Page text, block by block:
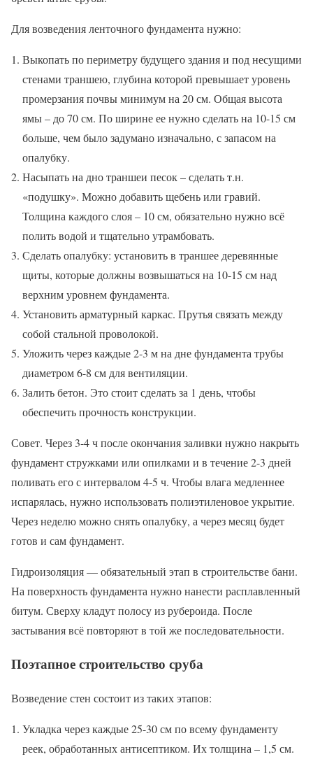
Для возведения ленточного фундамента нужно:
Выкопать по периметру будущего здания и под несущими
стенами траншею, глубина которой превышает уровень
промерзания почвы минимум на 20 см. Общая высота
ямы – до 70 см. По ширине ее нужно сделать на 10-15 см
больше, чем было задумано изначально, с запасом на
опалубку.
Насыпать на дно траншеи песок – сделать т.н.
«подушку». Можно добавить щебень или гравий.
Толщина каждого слоя – 10 см, обязательно нужно всё
полить водой и тщательно утрамбовать.
Сделать опалубку: установить в траншее деревянные
щиты, которые должны возвышаться на 10-15 см над
верхним уровнем фундамента.
Установить арматурный каркас. Прутья связать между
собой стальной проволокой.
Уложить через каждые 2-3 м на дне фундамента трубы
диаметром 6-8 см для вентиляции.
Залить бетон. Это стоит сделать за 1 день, чтобы
обеспечить прочность конструкции.
Совет. Через 3-4 ч после окончания заливки нужно накрыть
фундамент стружками или опилками и в течение 2-3 дней
поливать его с интервалом 4-5 ч. Чтобы влага медленнее
испарялась, нужно использовать полиэтиленовое укрытие.
Через неделю можно снять опалубку, а через месяц будет
готов и сам фундамент.
Гидроизоляция — обязательный этап в строительстве бани.
На поверхность фундамента нужно нанести расплавленный
битум. Сверху кладут полосу из рубероида. После
застывания всё повторяют в той же последовательности.
Поэтапное строительство сруба
Возведение стен состоит из таких этапов:
Укладка через каждые 25-30 см по всему фундаменту
реек, обработанных антисептиком. Их толщина – 1,5 см.